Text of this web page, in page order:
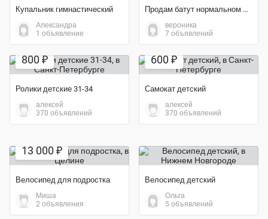
Купальник гимнастический
Александра
1 объявление
Продам батут нормальном состоянии
вероника
7 объявлений
800 ₽
Ролики детские 31-34
алексей
370 объявлений
600 ₽
Самокат детский
алексей
370 объявлений
13 000 ₽
Велосипед для подростка
Миша
2 объявления
Велосипед детский
Ольга
5 объявлений